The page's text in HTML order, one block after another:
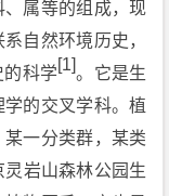
属等的组成，现
自然环境历史，
科学[1]。它是生
的交叉学科。植
一分类群，某类
灵岩山森林公园生